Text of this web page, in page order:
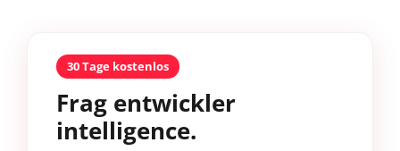
30 Tage kostenlos
Frag entwickler
intelligence.